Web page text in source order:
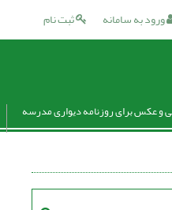
ثبت نام ورود به سامانه
و عکس برای روزنامه دیواری مدرسه